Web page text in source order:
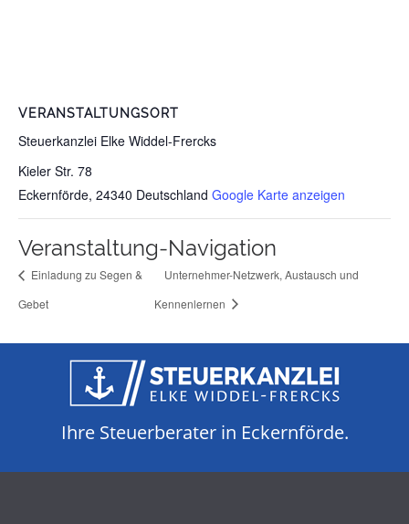
VERANSTALTUNGSORT
Steuerkanzlei Elke Widdel-Frercks
Kieler Str. 78
Eckernförde, 24340 Deutschland Google Karte anzeigen
Veranstaltung-Navigation
Einladung zu Segen &
Gebet
Unternehmer-Netzwerk, Austausch und
Kennenlernen
Ihre Steuerberater in Eckernförde.